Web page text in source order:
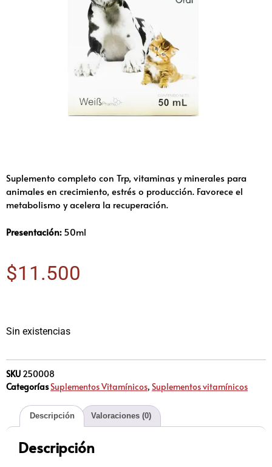
Suplemento completo con Trp, vitaminas y minerales para
animales en crecimiento, estrés o producción. Favorece el
metabolismo y acelera la recuperación.
Presentación:50ml
$11.500
Sin existencias
SKU 250008
CategoríasSuplementos Vitamínicos, Suplementos vitamínicos
Descripción Valoraciones (0)
Descripción